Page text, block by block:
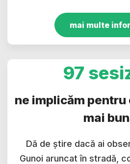
mai multe
97
ne implicăm
mai
Dă de știre dacă ai
Gunoi aruncat în stradă,